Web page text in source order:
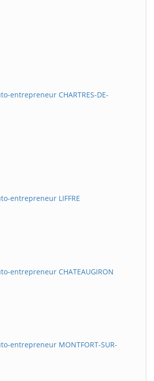
entrepreneur CHARTRES-DE-
entrepreneur LIFFRE
entrepreneur CHATEAUGIRON
entrepreneur MONTFORT-SUR-